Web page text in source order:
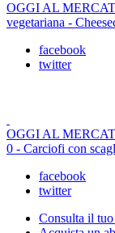
OGGI AL
vegetariana -
facebook
twitter
OGGI AL
0 - Carciofi con
facebook
twitter
Consulta il